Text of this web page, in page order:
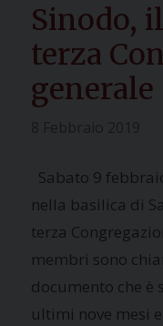
Sinodo,
terza
generale
Sabato 9
nella basilica di
terza
membri sono
documento che
ultimi nove mesi